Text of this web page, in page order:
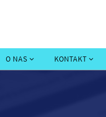
O NAS KONTAKT